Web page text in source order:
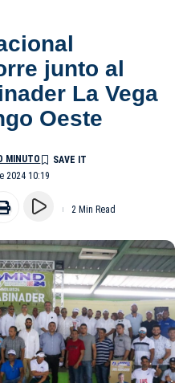
junto al
La Vega
Oeste
2024 10:19
MINUTO
2 Min Read